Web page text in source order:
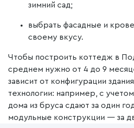
зимний сад;
выбрать фасадные и
своему вкусу.
Чтобы построить коттедж в
среднем нужно от 4 до 9
зависит от конфигурации
технологии: например, с
дома из бруса сдают за один
модульные конструкции — за